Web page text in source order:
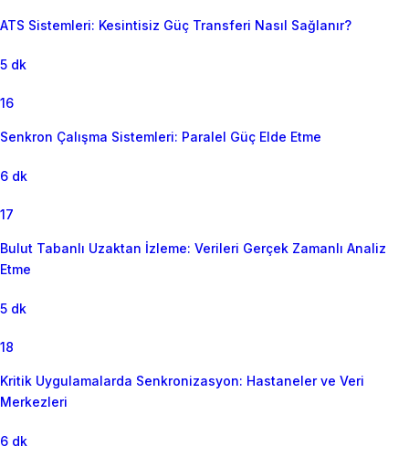
ATS Sistemleri: Kesintisiz Güç Transferi Nasıl Sağlanır?
5 dk
16
Senkron Çalışma Sistemleri: Paralel Güç Elde Etme
6 dk
17
Bulut Tabanlı Uzaktan İzleme: Verileri Gerçek Zamanlı Analiz
Etme
5 dk
18
Kritik Uygulamalarda Senkronizasyon: Hastaneler ve Veri
Merkezleri
6 dk